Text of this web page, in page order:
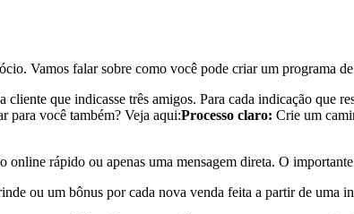
Vamos falar sobre como você pode criar um programa
que indicasse três amigos. Para cada indicação que
para você também? Veja aqui:Processo claro: Crie um
rápido ou apenas uma mensagem direta. O
ou um bônus por cada nova venda feita a partir de uma